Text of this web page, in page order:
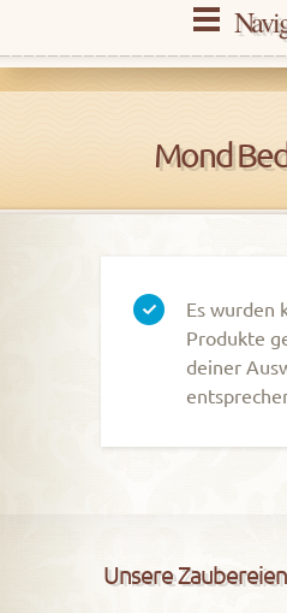
Mond
Es wurden
Produkte
deiner
Unsere Zaubereien